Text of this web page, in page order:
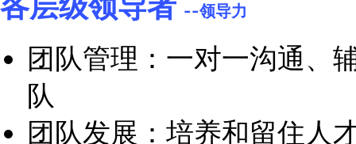
人才发展综合